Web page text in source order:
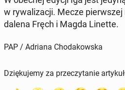
w ry­wa­li­za­cji. Mecze
da­le­na Fręch i Magda Linette.
PAP / Adriana Chodakowska
Dziękujemy za przeczytanie